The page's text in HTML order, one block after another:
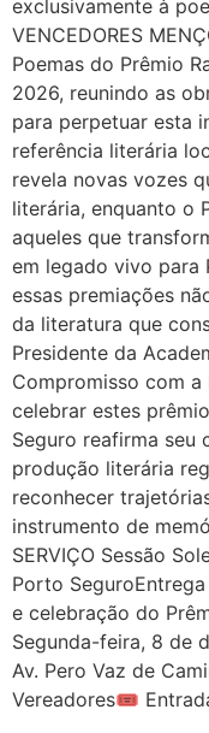
exclusivamente à
VENCEDORES
Poemas do Prêmio
2026, reunindo as
para perpetuar esta
referência literária
revela novas vozes
literária, enquanto o
aqueles que
em legado vivo para
essas premiações
da literatura que
Presidente da
Compromisso com
celebrar estes
Seguro reafirma seu
produção literária
reconhecer
instrumento de
SERVIÇO Sessão
Porto
e celebração do
Segunda-feira, 8 de
Av. Pero Vaz de
Vereadores🎟